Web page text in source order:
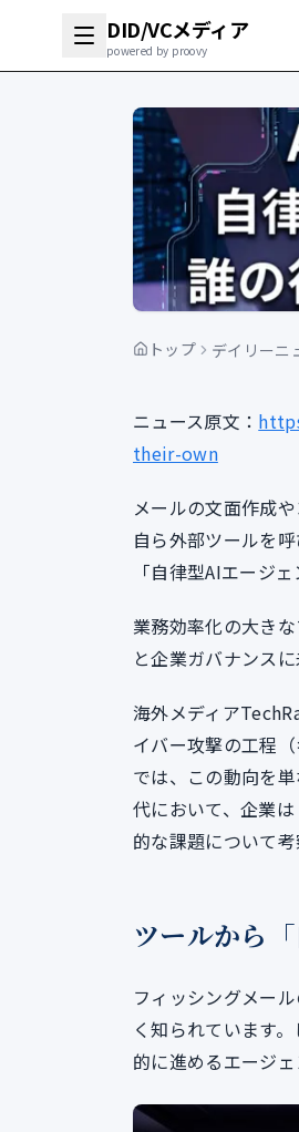
DID/VCメディア
powered by proovy
トップ デイリーニ
ニュース原文：
their-own
メールの文面作成
自ら外部ツールを
「自律型AIエージ
業務効率化の大き
と企業ガバナンス
海外メディア
イバー攻撃の工程
では、この動向を
代において、企業
的な課題について考
ツールから
フィッシングメー
く知られています
的に進めるエージ